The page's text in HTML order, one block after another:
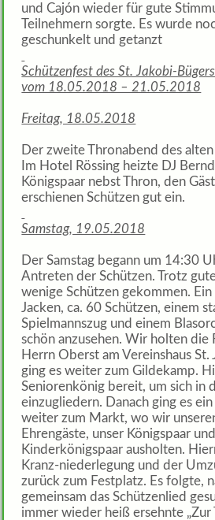
und Cajón wieder für gute
Teilnehmern sorgte. Es wurde
geschunkelt und getanzt
Schützenfest des St. Jakobi-
vom 18.05.2018 – 21.05.2018
Freitag, 18.05.2018
Der zweite Thronabend des alten
Im Hotel Rössing heizte DJ
Königspaar nebst Thron, den
erschienen Schützen gut ein.
Samstag, 19.05.2018
Der Samstag begann um 14:30
Antreten der Schützen. Trotz
wenige Schützen gekommen.
Jacken, ca. 60 Schützen, einem
Spielmannszug und einem
schön anzusehen. Wir holten die
Herrn Oberst am Vereinshaus St.
ging es weiter zum Gildekamp.
Seniorenkönig bereit, um sich in
einzugliedern. Danach ging es
weiter zum Markt, wo wir
Ehrengäste, unser Königspaar
Kinderkönigspaar ausholten.
Kranz-niederlegung und der
zurück zum Festplatz. Es folgte,
gemeinsam das Schützenlied
immer wieder heiß ersehnte „Zur